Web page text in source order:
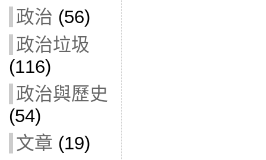
政治 (56)
政治垃圾
(116)
政治與歷史
(54)
文章 (19)